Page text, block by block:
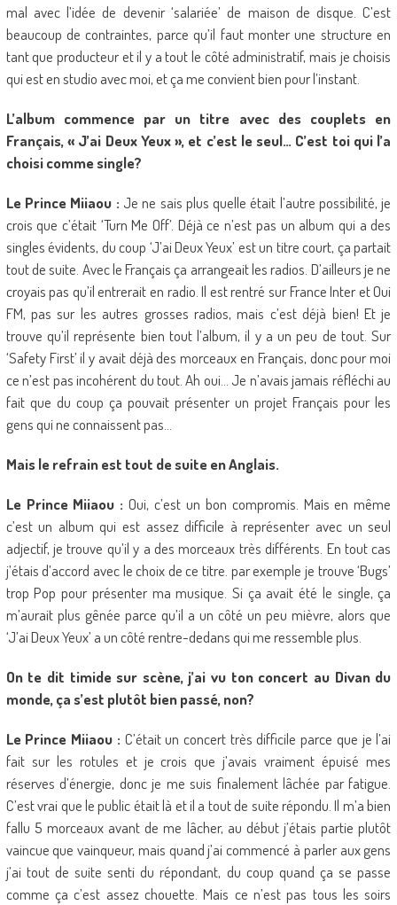
mal avec l’idée de devenir ‘salariée’ de maison de disque. C’est
beaucoup de contraintes, parce qu’il faut monter une structure en
tant que producteur et il y a tout le côté administratif, mais je choisis
qui est en studio avec moi, et ça me convient bien pour l’instant.
L’album commence par un titre avec des couplets en
Français, « J’ai Deux Yeux », et c’est le seul… C’est toi qui l’a
choisi comme single?
Le Prince Miiaou : Je ne sais plus quelle était l’autre possibilité, je
crois que c’était ‘Turn Me Off’. Déjà ce n’est pas un album qui a des
singles évidents, du coup ‘J’ai Deux Yeux’ est un titre court, ça partait
tout de suite. Avec le Français ça arrangeait les radios. D’ailleurs je ne
croyais pas qu’il entrerait en radio. Il est rentré sur France Inter et Oui
FM, pas sur les autres grosses radios, mais c’est déjà bien! Et je
trouve qu’il représente bien tout l’album, il y a un peu de tout. Sur
‘Safety First’ il y avait déjà des morceaux en Français, donc pour moi
ce n’est pas incohérent du tout. Ah oui… Je n’avais jamais réfléchi au
fait que du coup ça pouvait présenter un projet Français pour les
gens qui ne connaissent pas…
Mais le refrain est tout de suite en Anglais.
Le Prince Miiaou : Oui, c’est un bon compromis. Mais en même
c’est un album qui est assez difficile à représenter avec un seul
adjectif, je trouve qu’il y a des morceaux très différents. En tout cas
j’étais d’accord avec le choix de ce titre. par exemple je trouve ‘Bugs’
trop Pop pour présenter ma musique. Si ça avait été le single, ça
m’aurait plus gênée parce qu’il a un côté un peu mièvre, alors que
‘J’ai Deux Yeux’ a un côté rentre-dedans qui me ressemble plus.
On te dit timide sur scène, j’ai vu ton concert au Divan du
monde, ça s’est plutôt bien passé, non?
Le Prince Miiaou : C’était un concert très difficile parce que je l’ai
fait sur les rotules et je crois que j’avais vraiment épuisé mes
réserves d’énergie, donc je me suis finalement lâchée par fatigue.
C’est vrai que le public était là et il a tout de suite répondu. Il m’a bien
fallu 5 morceaux avant de me lâcher, au début j’étais partie plutôt
vaincue que vainqueur, mais quand j’ai commencé à parler aux gens
j’ai tout de suite senti du répondant, du coup quand ça se passe
comme ça c’est assez chouette. Mais ce n’est pas tous les soirs